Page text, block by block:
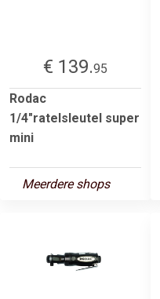
€ 139.95
Rodac
1/4"ratelsleutel super
mini
Meerdere shops